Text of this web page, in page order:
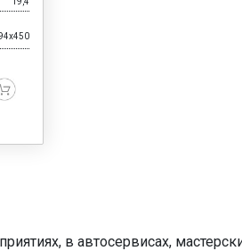
в автосервисах,